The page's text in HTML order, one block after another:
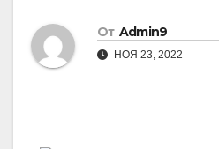
От Admin9
НОЯ 23, 2022